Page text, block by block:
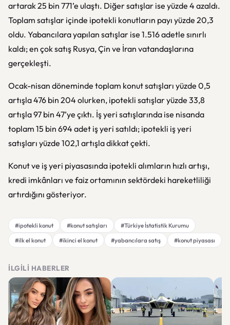
artarak 25 bin 771’e ulaştı. Diğer satışlar ise yüzde 4 azaldı.
Toplam satışlar içinde ipotekli konutların payı yüzde 20,3
oldu. Yabancılara yapılan satışlar ise 1.516 adetle sınırlı
kaldı; en çok satış Rusya, Çin ve İran vatandaşlarına
gerçekleşti.
Ocak-nisan döneminde toplam konut satışları yüzde 0,5
artışla 476 bin 204 olurken, ipotekli satışlar yüzde 33,8
artışla 97 bin 47’ye çıktı. İş yeri satışlarında ise nisanda
toplam 15 bin 694 adet iş yeri satıldı; ipotekli iş yeri
satışları yüzde 102,1 artışla dikkat çekti.
Konut ve iş yeri piyasasında ipotekli alımların hızlı artışı,
kredi imkânları ve faiz ortamının sektördeki hareketliliği
artırdığını gösteriyor.
#ipotekli konut #konut satışları
#Türkiye İstatistik Kurumu
#ilk el konut
#ikinci el konut #yabancılara satış #konut piyasası
İLGILI HABERLER